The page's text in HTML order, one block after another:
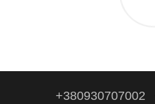
+380930707002